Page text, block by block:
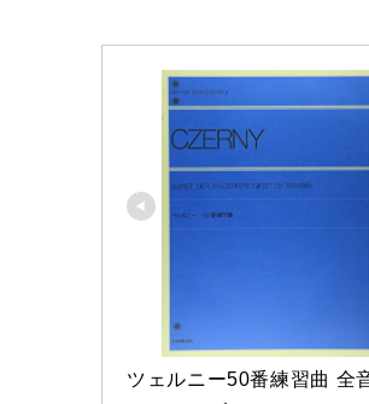
ツェルニー50番練習曲 全